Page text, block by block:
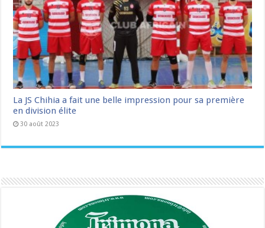
La JS Chihia a fait une belle impression pour sa première
en division élite
30 août 2023